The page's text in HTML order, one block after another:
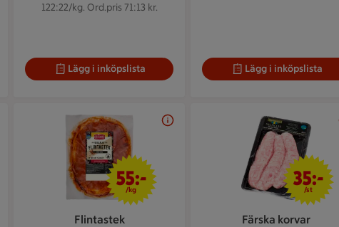
122:22/kg. Ord.pris 71:13 kr.
Lägg i inköpslista Lägg i inköpslista
Flintastek
55 kr/kg
55:-
/kg
Färska korvar
35 kr/st
35:-
/st